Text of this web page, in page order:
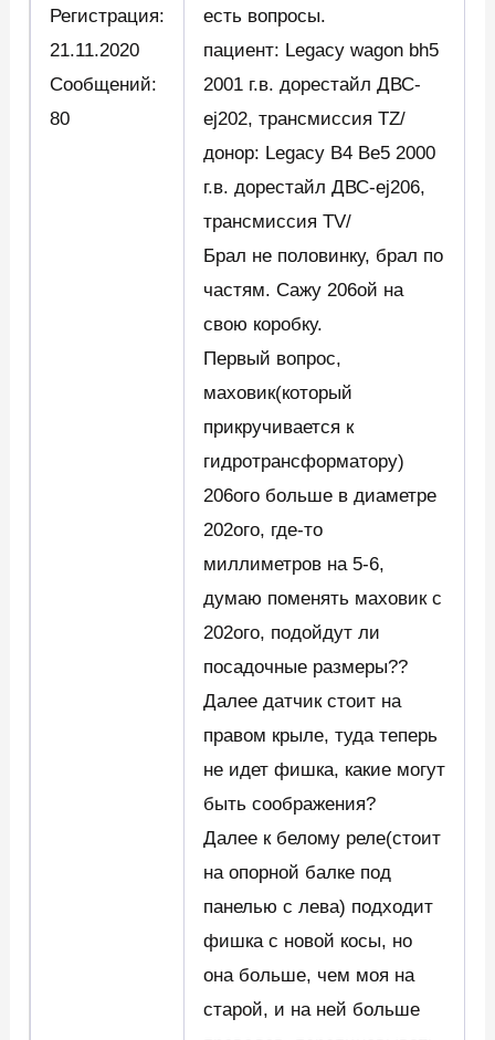
Регистрация:
21.11.2020
Сообщений:
80
есть вопросы.
пациент: Legacy wagon bh5
2001 г.в. дорестайл ДВС-
ej202, трансмиссия TZ/
донор: Legacy B4 Be5 2000
г.в. дорестайл ДВС-ej206,
трансмиссия TV/
Брал не половинку, брал по
частям. Сажу 206ой на
свою коробку.
Первый вопрос,
маховик(который
прикручивается к
гидротрансформатору)
206ого больше в диаметре
202ого, где-то
миллиметров на 5-6,
думаю поменять маховик с
202ого, подойдут ли
посадочные размеры??
Далее датчик стоит на
правом крыле, туда теперь
не идет фишка, какие могут
быть соображения?
Далее к белому реле(стоит
на опорной балке под
панелью с лева) подходит
фишка с новой косы, но
она больше, чем моя на
старой, и на ней больше